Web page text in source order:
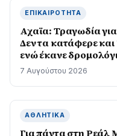
ΕΠΙΚΑΙΡΌΤΗΤΑ
Αχαϊα: Τραγωδία
Δεν τα κατάφερε
ενώ έκανε
7 Αυγούστου 2026
ΑΘΛΗΤΙΚΆ
Για πάντα στη Ρεάλ